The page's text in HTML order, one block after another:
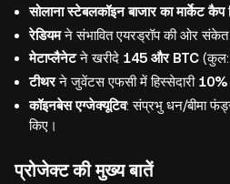
सोलाना स्टेबलकॉइन बाजार का मार्केट कैप
रेडियमने संभावित एयरड्रॉप की ओर संकेत
मेटाप्लैनेटने खरीदे 145 और BTC (कुल:
टीथरने जुवेंटस एफसी में हिस्सेदारी 10%
कॉइनबेस एग्जेक्यूटिव: संप्रभु धन/बीमा
किए।
प्रोजेक्ट की मुख्य बातें